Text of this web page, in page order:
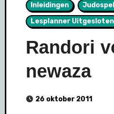
Inleidingen
Lesplanner Uitgesloten
Randori
newaza
26 oktober 2011